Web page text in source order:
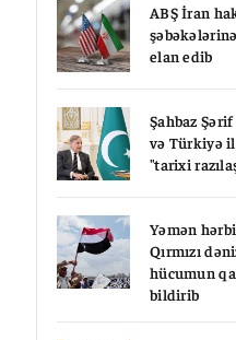
ABŞ İran
elan edib
Şahbaz
və Türkiyə
"tarixi
Yəmən
Qırmızı
hücumun
bildirib